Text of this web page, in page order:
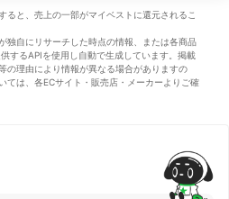
ると、売上の一部がマイベストに還元されるこ
独自にリサーチした時点の情報、または各商品
するAPIを使用し自動で生成しています。掲載
の理由により情報が異なる場合がありますの
ては、各ECサイト・販売店・メーカーよりご確